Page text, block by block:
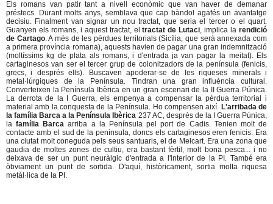
Els romans van patir tant a nivell econòmic que van haver de demanar
préstecs. Durant molts anys, semblava que cap bàndol agafés un avantatge
decisiu. Finalment van signar un nou tractat, que seria el tercer o el quart.
Guanyen els romans, i aquest tractat, eltractat de Lutaci, implica larendició
de Cartago. A més de les pèrdues territorials (Sicília, que serà annexada com
a primera província romana), aquests havien de pagar una gran indemnització
(moltíssims kg de plata als romans, i d'entrada ja van pagar la meitat). Els
cartaginesos van ser el tercer grup de colonitzadors de la península (fenicis,
grecs, i després ells). Buscaven apoderar-se de les riqueses minerals i
metal·lúrgiques de la Península. Tindran una gran influència cultural.
Converteixen la Península Ibèrica en un gran escenari de la II Guerra Púnica.
La derrota de la I Guerra, els empenya a compensar la pèrdua territorial i
material amb la conquesta de la Península. Ho compensen així. L'arribada de
la família Barca a la Península Ibèrica 237 AC, després de la I Guerra Púnica,
lafamília Barca arriba a la Península pel port de Cadis. Tenien molt de
contacte amb el sud de la península, doncs els cartaginesos eren fenicis. Era
una ciutat molt coneguda pels seus santuaris, el de Melcart. Era una zona que
gaudia de moltes zones de cultiu, era bastant fèrtil, molt bona pesca... i no
deixava de ser un punt neuràlgic d'entrada a l'interior de la PI. També era
òbviament un punt de sortida. D'aquí, històricament, sortia molta riquesa
metàl·lica de la PI.